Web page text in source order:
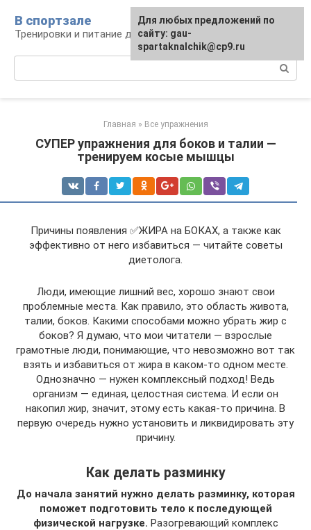
контенту
В спортзале
Тренировки и питание для здоровья
Главная » Все упражнения
СУПЕР упражнения для боков и талии —
тренируем косые мышцы
Причины появления ✅ЖИРА на БОКАХ, а также как
эффективно от него избавиться — читайте советы
диетолога.
Люди, имеющие лишний вес, хорошо знают свои
проблемные места. Как правило, это область живота,
талии, боков. Какими способами можно убрать жир с
боков? Я думаю, что мои читатели — взрослые
грамотные люди, понимающие, что невозможно вот так
взять и избавиться от жира в каком-то одном месте.
Однозначно — нужен комплексный подход! Ведь
организм — единая, целостная система. И если он
накопил жир, значит, этому есть какая-то причина. В
первую очередь нужно установить и ликвидировать эту
причину.
Как делать разминку
До начала занятий нужно делать разминку, которая
поможет подготовить тело к последующей
физической нагрузке. Разогревающий комплекс
Для любых предложений по
сайту: gau-
spartaknalchik@cp9.ru